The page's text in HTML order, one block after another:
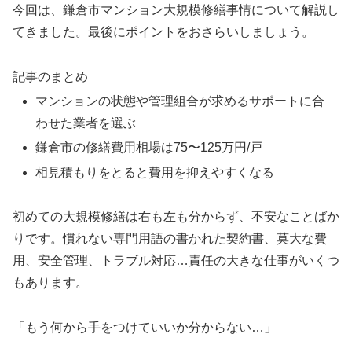
今回は、鎌倉市マンション大規模修繕事情について解説し
てきました。最後にポイントをおさらいしましょう。
記事のまとめ
マンションの状態や管理組合が求めるサポートに合
わせた業者を選ぶ
鎌倉市の修繕費用相場は75〜125万円/戸
相見積もりをとると費用を抑えやすくなる
初めての大規模修繕は右も左も分からず、不安なことばか
りです。慣れない専門用語の書かれた契約書、莫大な費
用、安全管理、トラブル対応…責任の大きな仕事がいくつ
もあります。
「もう何から手をつけていいか分からない…」